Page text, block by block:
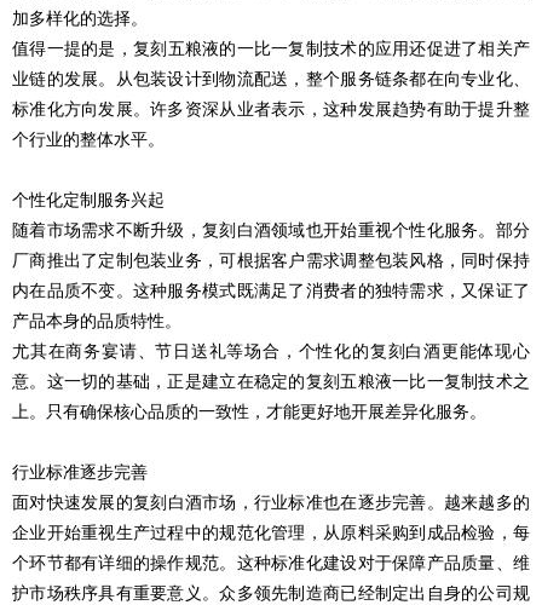
加多样化的选择。
值得一提的是， 复刻 五粮液的一比一复制技术的应用还促进了相关产
业链的发展。从包装设计到物流配送，整个服务链条都在向专业化、
标准化方向发展。许多资深从业者表示，这种发展趋势有助于提升整
个行业的整体水平。
个性化定制服务兴起
随着市场需求不断升级，复刻 白酒领域也开始重视个性化服务。部分
厂商推出了定制包装业务，可根据客户需求调整包装风格，同时保持
内在品质不变。这种服务模式既满足了消费者的独特需求，又保证了
产品本身的品质特性。
尤其在商务宴请、节日送礼等场合，个性化的复刻 白酒更能体现心
意。这一切的基础，正是建立在稳定的复刻五粮液一比一复制技术之
上。只有确保核心品质的一致性，才能更好地开展差异化服务。
行业标准逐步完善
面对快速发展的复刻 白酒市场，行业标准也在逐步完善。越来越多的
企业开始重视生产过程中的规范化管理，从原料采购到成品检验，每
个环节都有详细的操作规范。这种标准化建设对于保障产品质量、维
护市场秩序具有重要意义。众多领先制造商已经制定出自身的公司规